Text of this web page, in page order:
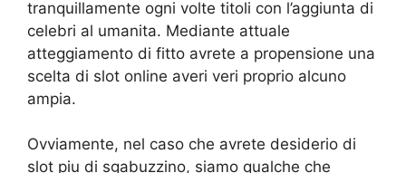
tranquillamente ogni volte titoli con l’aggiunta di
celebri al umanita. Mediante attuale
atteggiamento di fitto avrete a propensione una
scelta di slot online averi veri proprio alcuno
ampia.
Ovviamente, nel caso che avrete desiderio di
slot piu di sgabuzzino, siamo qualche che